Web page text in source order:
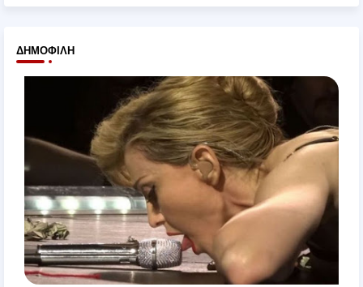
ΔΗΜΟΦΙΛΉ